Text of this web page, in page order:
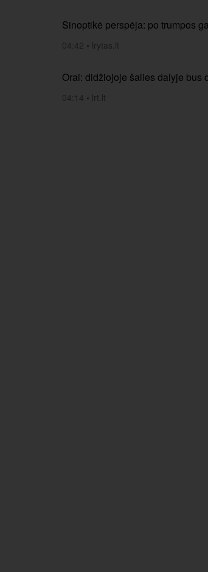
Sinoptikė perspėja: po trumpos
04:42 • lrytas.lt
Orai: didžiojoje šalies dalyje bus
04:14 • lrt.lt